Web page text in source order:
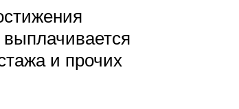
и прочих